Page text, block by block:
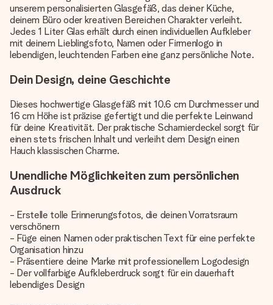
unserem personalisierten Glasgefäß, das deiner Küche,
deinem Büro oder kreativen Bereichen Charakter verleiht.
Jedes 1 Liter Glas erhält durch einen individuellen Aufkleber
mit deinem Lieblingsfoto, Namen oder Firmenlogo in
lebendigen, leuchtenden Farben eine ganz persönliche Note.
Dein Design, deine Geschichte
Dieses hochwertige Glasgefäß mit 10.6 cm Durchmesser und
16 cm Höhe ist präzise gefertigt und die perfekte Leinwand
für deine Kreativität. Der praktische Scharnierdeckel sorgt für
einen stets frischen Inhalt und verleiht dem Design einen
Hauch klassischen Charme.
Unendliche Möglichkeiten zum persönlichen
Ausdruck
- Erstelle tolle Erinnerungsfotos, die deinen Vorratsraum
verschönern
- Füge einen Namen oder praktischen Text für eine perfekte
Organisation hinzu
- Präsentiere deine Marke mit professionellem Logodesign
- Der vollfarbige Aufkleberdruck sorgt für ein dauerhaft
lebendiges Design